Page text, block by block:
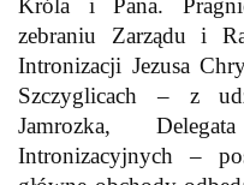
Króla i Pana.
zebraniu Zarządu i
Intronizacji Jezusa
Szczyglicach – z
Jamrozka,
Intronizacyjnych –